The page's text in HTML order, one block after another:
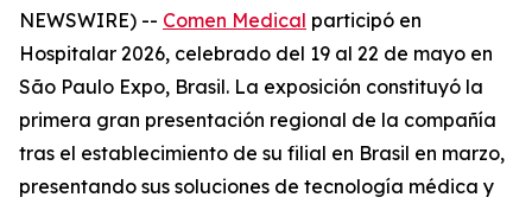
NEWSWIRE) -- Comen Medical participó en
Hospitalar 2026, celebrado del 19 al 22 de mayo en
São Paulo Expo, Brasil. La exposición constituyó la
primera gran presentación regional de la compañía
tras el establecimiento de su filial en Brasil en marzo,
presentando sus soluciones de tecnología médica y